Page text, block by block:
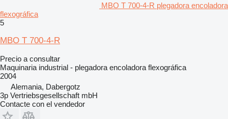
MBO T 700-4-R plegadora encoladora
flexográfica
5
MBO T 700-4-R
Precio a consultar
Maquinaria industrial - plegadora encoladora flexográfica
2004
Alemania, Dabergotz
3p Vertriebsgesellschaft mbH
Contacte con el vendedor